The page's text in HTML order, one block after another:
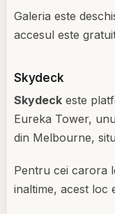
Galeria este
accesul este
Skydeck
Skydeck este
Eureka Tower,
din Melbourne,
Pentru cei carora
inaltime, acest loc